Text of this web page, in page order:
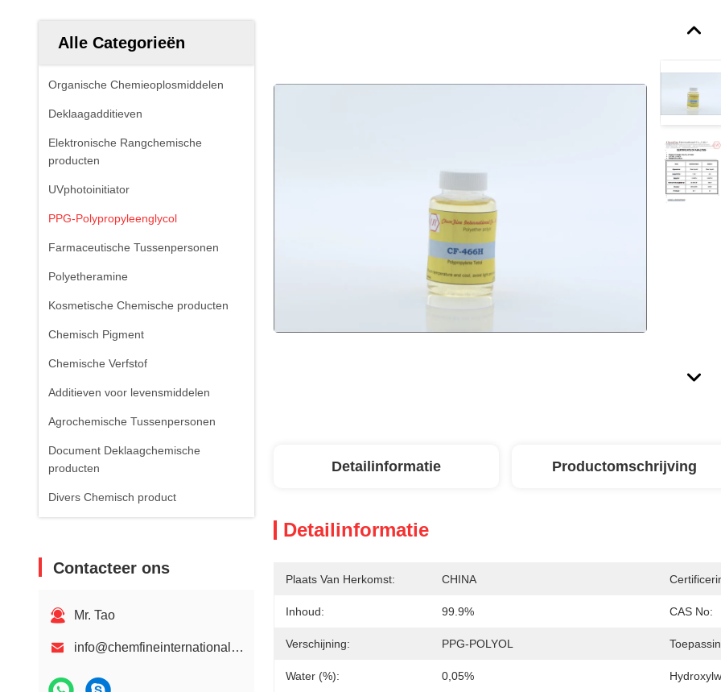
Alle Categorieën
Organische Chemieoplosmiddelen
Deklaagadditieven
Elektronische Rangchemische
producten
UVphotoinitiator
PPG-Polypropyleenglycol
Farmaceutische Tussenpersonen
Polyetheramine
Kosmetische Chemische producten
Chemisch Pigment
Chemische Verfstof
Additieven voor levensmiddelen
Agrochemische Tussenpersonen
Document Deklaagchemische
producten
Divers Chemisch product
Contacteer ons
Mr. Tao
info@chemfineinternational.com
Detailinformatie Productomschrijving
Detailinformatie
Plaats Van Herkomst: CHINA
Inhoud: 99.9% CAS No:
Verschijning: PPG-POLYOL
Water (%): 0,05%